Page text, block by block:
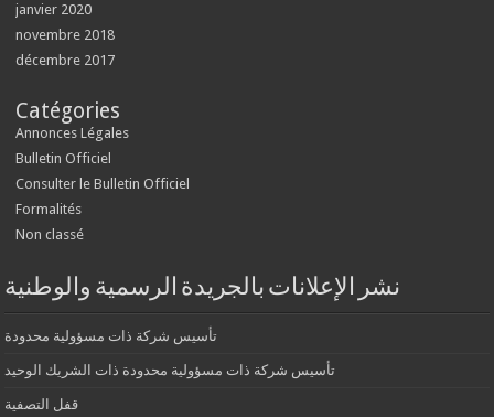
janvier 2020
novembre 2018
décembre 2017
Catégories
Annonces Légales
Bulletin Officiel
Consulter le Bulletin Officiel
Formalités
Non classé
نشر الإعلانات بالجريدة الرسمية والوطنية
تأسيس شركة ذات مسؤولية محدودة
تأسيس شركة ذات مسؤولية محدودة ذات الشريك الوحيد
قفل التصفية